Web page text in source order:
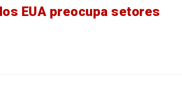
EUA preocupa setores